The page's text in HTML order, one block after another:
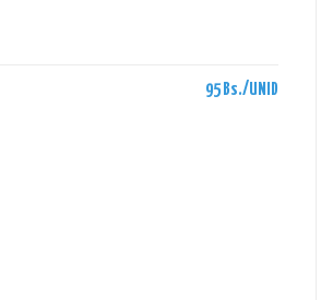
95 Bs./UNID